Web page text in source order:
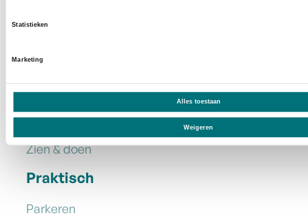
Statistieken
Marketing
Alles toestaan
Weigeren
Plan je bezoek
Agenda
Overnachten
Zien & doen
Praktisch
Parkeren